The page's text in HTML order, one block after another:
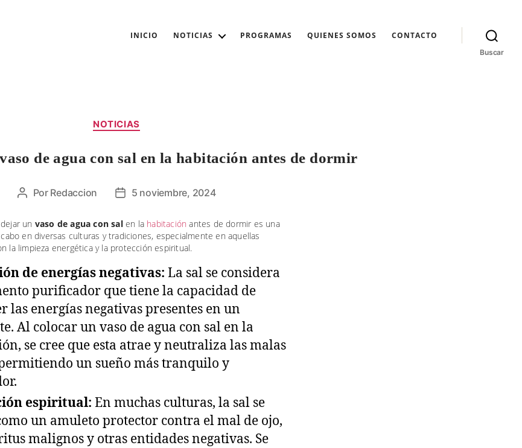
INICIO NOTICIAS PROGRAMAS QUIENES SOMOS CONTACTO
Buscar
NOTICIAS
de agua con sal en la habitación antes de dormir
Autor
la
entrada
Por Redaccion
Fecha
la
entrada
5 noviembre, 2024
un vaso de agua con salen la habitación antes de dormir es una
en diversas culturas y tradiciones, especialmente en aquellas
la limpieza energética y la protección espiritual.
de energías negativas: La sal se considera
purificador que tiene la capacidad de
las energías negativas presentes en un
Al colocar un vaso de agua con sal en la
se cree que esta atrae y neutraliza las malas
un sueño más tranquilo y
espiritual: En muchas culturas, la sal se
un amuleto protector contra el mal de ojo,
malignos y otras entidades negativas. Se